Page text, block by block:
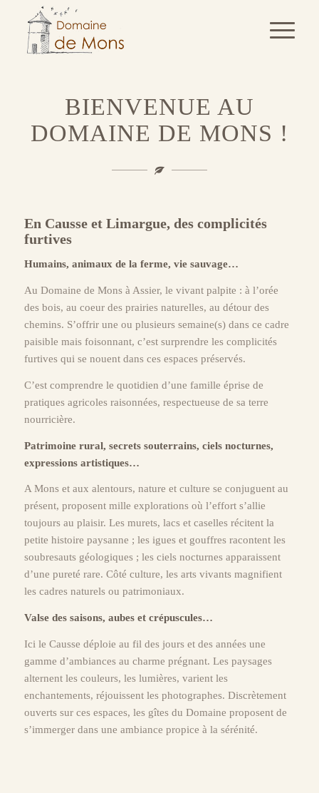
BIENVENUE AU
DOMAINE DE MONS !
En Causse et Limargue, des complicités
furtives
Humains, animaux de la ferme, vie sauvage…
Au Domaine de Mons à Assier, le vivant palpite : à l’orée
des bois, au coeur des prairies naturelles, au détour des
chemins. S’offrir une ou plusieurs semaine(s) dans ce cadre
paisible mais foisonnant, c’est surprendre les complicités
furtives qui se nouent dans ces espaces préservés.
C’est comprendre le quotidien d’une famille éprise de
pratiques agricoles raisonnées, respectueuse de sa terre
nourricière.
Patrimoine rural, secrets souterrains, ciels nocturnes,
expressions artistiques…
A Mons et aux alentours, nature et culture se conjuguent au
présent, proposent mille explorations où l’effort s’allie
toujours au plaisir. Les murets, lacs et caselles récitent la
petite histoire paysanne ; les igues et gouffres racontent les
soubresauts géologiques ; les ciels nocturnes apparaissent
d’une pureté rare. Côté culture, les arts vivants magnifient
les cadres naturels ou patrimoniaux.
Valse des saisons, aubes et crépuscules…
Ici le Causse déploie au fil des jours et des années une
gamme d’ambiances au charme prégnant. Les paysages
alternent les couleurs, les lumières, varient les
enchantements, réjouissent les photographes. Discrètement
ouverts sur ces espaces, les gîtes du Domaine proposent de
s’immerger dans une ambiance propice à la sérénité.